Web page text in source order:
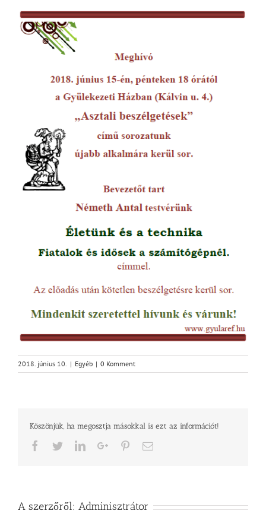
2018. június 10. | Egyéb | 0 Komment
Köszönjük, ha megosztja másokkal is ezt az információt!
Facebook
TwitterLinkedInGoogle+PinterestEmail
A szerzőről: Adminisztrátor